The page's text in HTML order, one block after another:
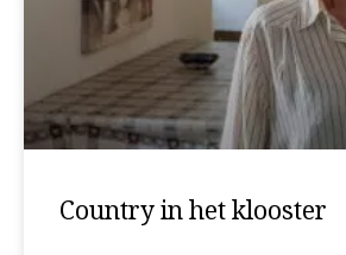
Country in het klooster